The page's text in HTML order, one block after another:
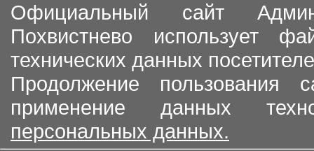
Официальный сайт
Похвистнево использует
технических данных
Продолжение пользования
применение данных
персональных данных.